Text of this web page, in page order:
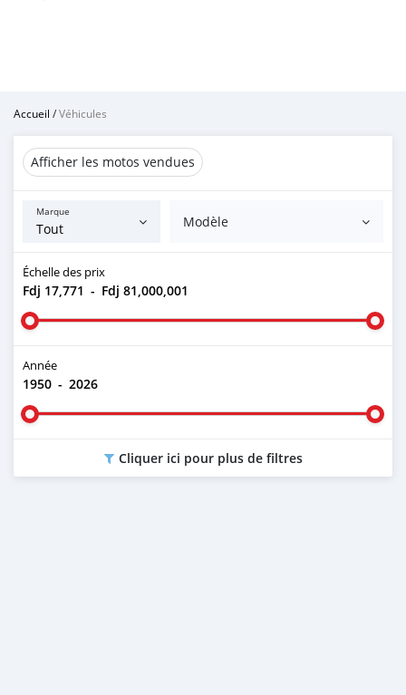
Accueil /Véhicules
Afficher les motos vendues
Marque
Modèle
Échelle des prix
Fdj 17,771 - Fdj 81,000,001
Année
1950 - 2026
Cliquer ici pour plus de filtres